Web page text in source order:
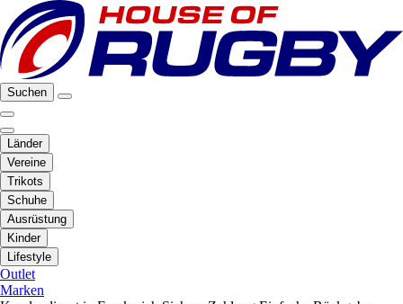
Suchen
Länder
Vereine
Trikots
Schuhe
Ausrüstung
Kinder
Lifestyle
Outlet
Marken